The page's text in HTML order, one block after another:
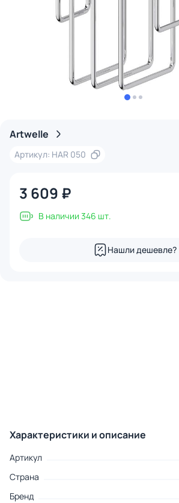
Artwelle
Артикул: HAR 050
3 609 ₽
В наличии 346 шт.
Нашли дешевле?
Характеристики и описание
Артикул
Страна
Бренд